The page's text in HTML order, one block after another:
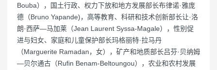
Bouba），国土行政、权力下放和地方发展部长布律诺·雅庞
德（Bruno Yapande)，高等教育、科研和技术创新部长让·洛
朗·西萨—马加莱（Jean Laurent Syssa-Magale），性别促
进与妇女、家庭和儿童保护部长玛格丽特·拉马丹
（Marguerite Ramadan，女），矿产和地质部长吕芬·贝纳姆
—贝尔通古（Rufin Benam-Beltoungou），农业和农村发展